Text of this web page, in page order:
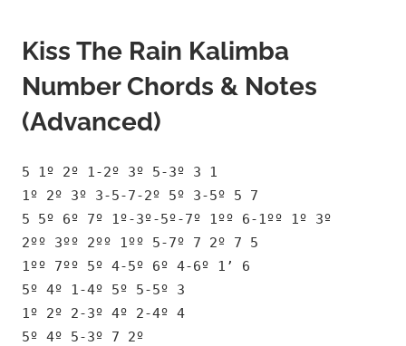
Kiss The Rain Kalimba
Number Chords & Notes
(Advanced)
5 1º 2º 1-2º 3º 5-3º 3 1
1º 2º 3º 3-5-7-2º 5º 3-5º 5 7
5 5º 6º 7º 1º-3º-5º-7º 1ºº 6-1ºº 1º 3º
2ºº 3ºº 2ºº 1ºº 5-7º 7 2º 7 5
1ºº 7ºº 5º 4-5º 6º 4-6º 1’ 6
5º 4º 1-4º 5º 5-5º 3
1º 2º 2-3º 4º 2-4º 4
5º 4º 5-3º 7 2º